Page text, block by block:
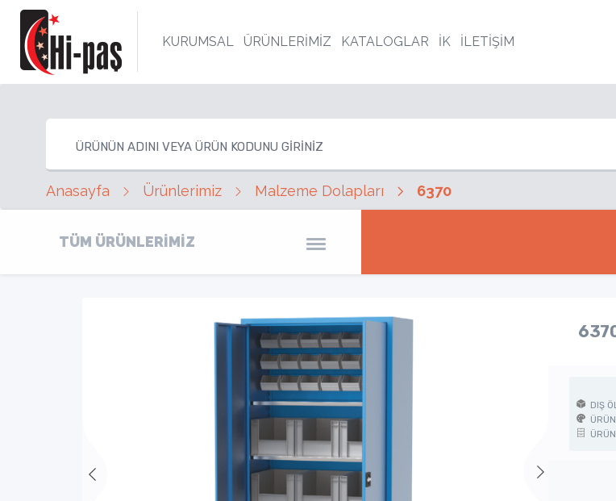
KURUMSAL ÜRÜNLERİMİZ KATALOGLAR İK İLETİŞİM
Anasayfa Ürünlerimiz Malzeme Dolapları 6370
TÜM ÜRÜNLERİMİZ
DIŞ